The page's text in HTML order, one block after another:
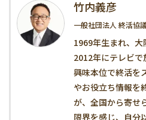
竹内義彦
一般社団法人 終活協
1969年生まれ、大
2012年にテレビで
興味本位で終活を
やお役立ち情報を
が、全国から寄せ
限界を感じ、自分